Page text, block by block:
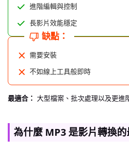
進階編輯與控制
長影片效能穩定
缺點：
需要安裝
不如線上工具般即時
最適合： 大型檔案、批次處理以及更進
為什麼 MP3 是影片轉換